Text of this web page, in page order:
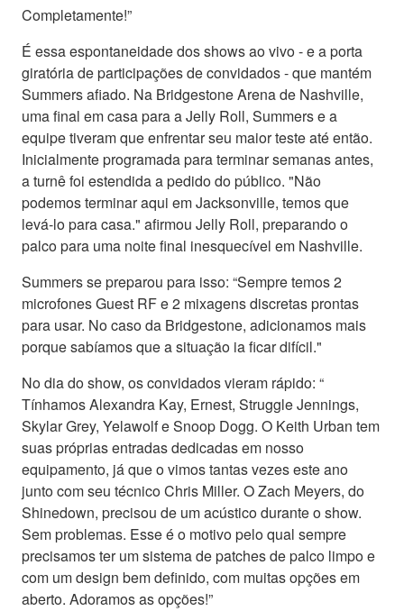
Completamente!”
É essa espontaneidade dos shows ao vivo - e a porta
giratória de participações de convidados - que mantém
Summers afiado. Na Bridgestone Arena de Nashville,
uma final em casa para a Jelly Roll, Summers e a
equipe tiveram que enfrentar seu maior teste até então.
Inicialmente programada para terminar semanas antes,
a turnê foi estendida a pedido do público. "Não
podemos terminar aqui em Jacksonville, temos que
levá-lo para casa." afirmou Jelly Roll, preparando o
palco para uma noite final inesquecível em Nashville.
Summers se preparou para isso: “Sempre temos 2
microfones Guest RF e 2 mixagens discretas prontas
para usar. No caso da Bridgestone, adicionamos mais
porque sabíamos que a situação ia ficar difícil."
No dia do show, os convidados vieram rápido: “
Tínhamos Alexandra Kay, Ernest, Struggle Jennings,
Skylar Grey, Yelawolf e Snoop Dogg. O Keith Urban tem
suas próprias entradas dedicadas em nosso
equipamento, já que o vimos tantas vezes este ano
junto com seu técnico Chris Miller. O Zach Meyers, do
Shinedown, precisou de um acústico durante o show.
Sem problemas. Esse é o motivo pelo qual sempre
precisamos ter um sistema de patches de palco limpo e
com um design bem definido, com muitas opções em
aberto. Adoramos as opções!”